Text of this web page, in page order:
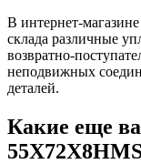
В интернет-
склада различные
возвратно-
неподвижных
деталей.
Какие еще